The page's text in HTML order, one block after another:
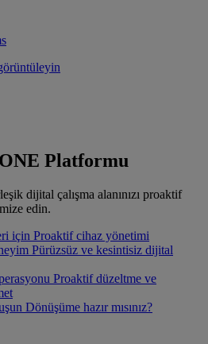
Platformu
dijital çalışma alanınızı proaktif
edin.
için Proaktif cihaz yönetimi
Pürüzsüz ve kesintisiz dijital
Proaktif düzeltme ve
Dönüşüme hazır mısınız?